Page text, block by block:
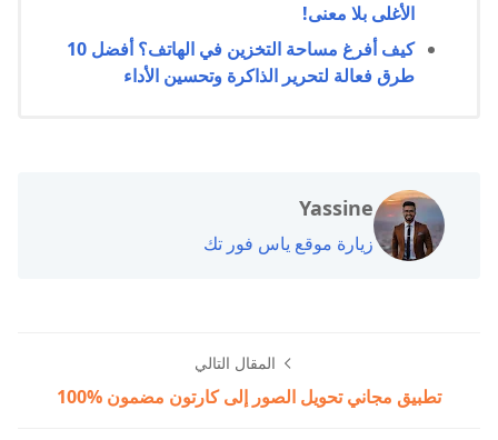
الأغلى بلا معنى!
كيف أفرغ مساحة التخزين في الهاتف؟ أفضل 10
طرق فعالة لتحرير الذاكرة وتحسين الأداء
Yassine
زيارة موقع ياس فور تك
المقال التالي
تطبيق مجاني تحويل الصور إلى كارتون مضمون %100